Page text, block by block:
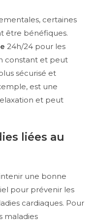
certaines
être bénéfiques.
24h/24 pour les
constant et peut
sécurisé et
est une
et peut
liées au
une bonne
pour prévenir les
cardiaques. Pour
maladies